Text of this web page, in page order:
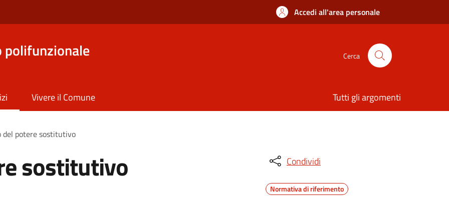
Accedi all'area personale
Cerca
Vivere il Comune Tutti gli argomenti
del potere sostitutivo
sostitutivo Condividi
Normativa di riferimento